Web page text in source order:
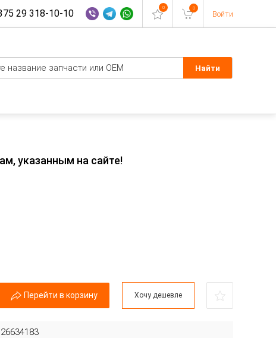
29 318-10-10 0 0
Войти
указанным на сайте!
Перейти в корзину Хочу дешевле
26634183